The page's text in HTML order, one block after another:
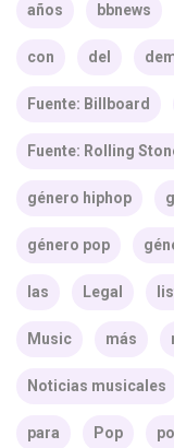
años bbnews
con del
Fuente: Billboard
Fuente: Rolling
género hiphop
género pop
las Legal
Music más
Noticias musicales
para Pop